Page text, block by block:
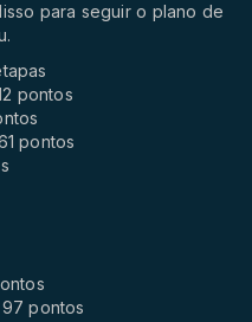
para seguir o plano de
pontos
pontos
pontos